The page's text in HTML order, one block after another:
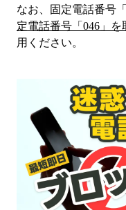
なお、固定電話番号「
定電話番号「 046 」
用ください。